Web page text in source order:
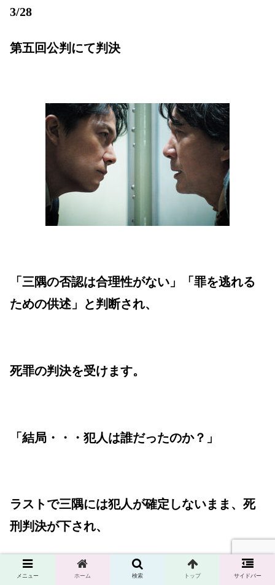
3/28
第五回公判にて判決
「三隅の否認は合理性がない」「罪を逃れる
ための供述」と判断され、
死罪の判決を受けます。
「結局・・・犯人は誰だったのか？」
ラストで三隅には犯人が確定しないまま、死
刑判決が下され、
メニュー ホーム 検索 トップ サイドバー